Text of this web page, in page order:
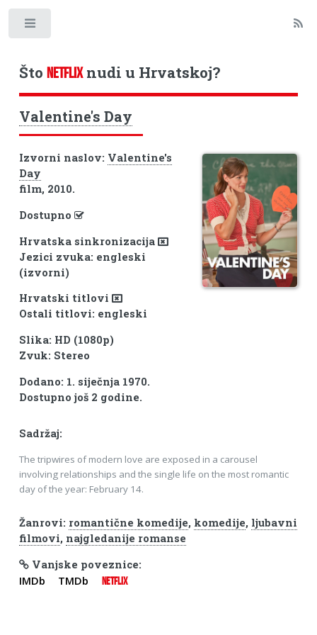
Što NETFLIXnudi u Hrvatskoj?
Valentine's Day
Izvorni naslov: Valentine's
Day
film, 2010.
Dostupno
Hrvatska sinkronizacija
Jezici zvuka: engleski
(izvorni)
Hrvatski titlovi
Ostali titlovi: engleski
Slika: HD (1080p)
Zvuk: Stereo
Dodano: 1. siječnja 1970.
Dostupno još 2 godine.
Sadržaj:
The tripwires of modern love are exposed in a carousel
involving relationships and the single life on the most romantic
day of the year: February 14.
Žanrovi: romantične komedije, komedije, ljubavni
filmovi, najgledanije romanse
Vanjske poveznice:
IMDb TMDb NETFLIX